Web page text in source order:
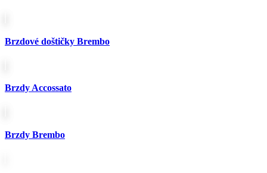
Brzdové doštičky Brembo
Brzdy Accossato
Brzdy Brembo